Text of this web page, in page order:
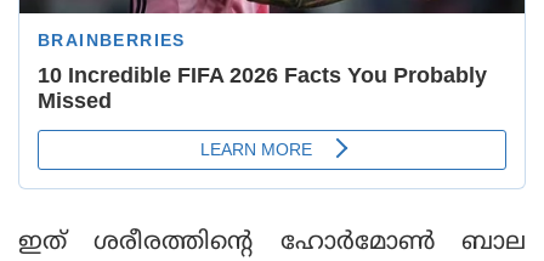
ഇത് ശരീരത്തിന്റെ ഹോര്‍മോണ്‍ ബാല